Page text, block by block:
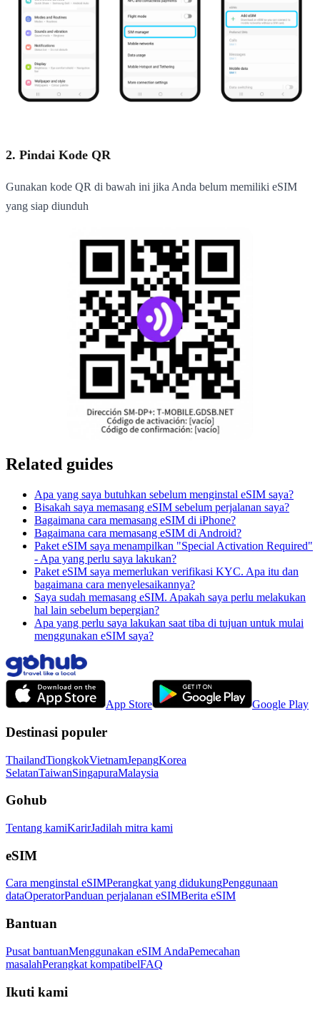
2. Pindai Kode QR
Gunakan kode QR di bawah ini jika Anda belum memiliki eSIM
yang siap diunduh
Related guides
Apa yang saya butuhkan sebelum menginstal eSIM saya?
Bisakah saya memasang eSIM sebelum perjalanan saya?
Bagaimana cara memasang eSIM di iPhone?
Bagaimana cara memasang eSIM di Android?
Paket eSIM saya menampilkan "Special Activation Required"
- Apa yang perlu saya lakukan?
Paket eSIM saya memerlukan verifikasi KYC. Apa itu dan
bagaimana cara menyelesaikannya?
Saya sudah memasang eSIM. Apakah saya perlu melakukan
hal lain sebelum bepergian?
Apa yang perlu saya lakukan saat tiba di tujuan untuk mulai
menggunakan eSIM saya?
App Store Google Play
Destinasi populer
ThailandTiongkokVietnamJepangKorea
SelatanTaiwanSingapuraMalaysia
Gohub
Tentang kamiKarirJadilah mitra kami
eSIM
Cara menginstal eSIMPerangkat yang didukungPenggunaan
dataOperatorPanduan perjalanan eSIMBerita eSIM
Bantuan
Pusat bantuanMenggunakan eSIM AndaPemecahan
masalahPerangkat kompatibelFAQ
Ikuti kami